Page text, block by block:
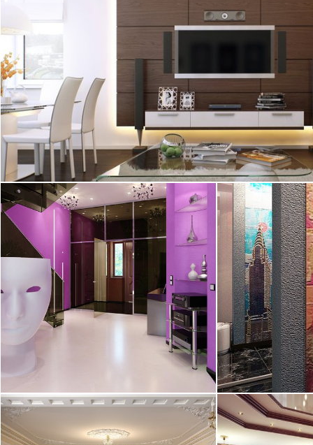
квартира, 77 м
15.07.2011
13.04.2011
Яркий дизайн
элементами
дизайнером
квартира, 125
11.04.2011